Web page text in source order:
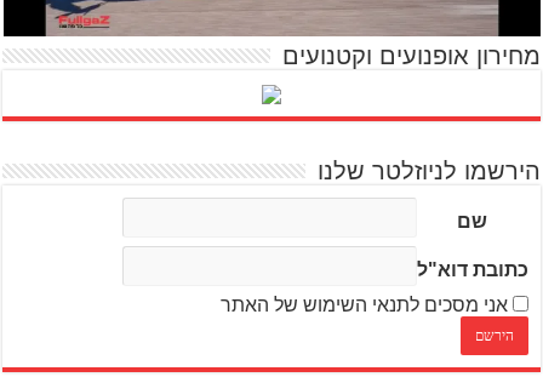
מחירון אופנועים וקטנועים
הירשמו לניוזלטר שלנו
שם
כתובת דוא"ל
אני מסכים לתנאי השימוש של האתר